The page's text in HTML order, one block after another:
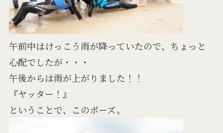
午前中はけっこう雨が降っていたので、ちょっと
心配でしたが・・・
午後からは雨が上がりました！！
『ヤッター！』
ということで、このポーズ。